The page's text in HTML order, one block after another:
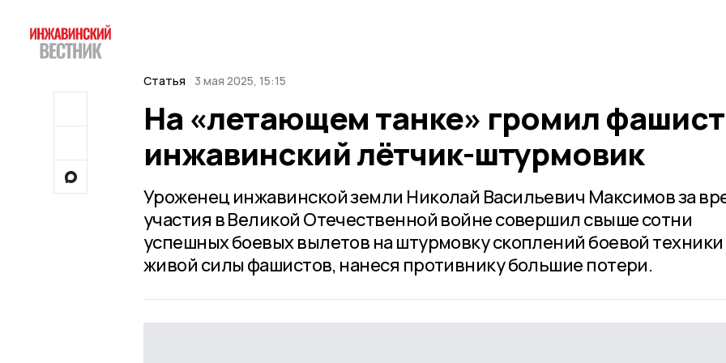
Статья 3 мая 2025, 15:15
На «летающем танке» громил
инжавинский лётчик-штурмовик
Уроженец инжавинской земли Николай Васильевич Максимов за
участия в Великой Отечественной войне совершил свыше сотни
успешных боевых вылетов на штурмовку скоплений боевой техники
живой силы фашистов, нанеся противнику большие потери.